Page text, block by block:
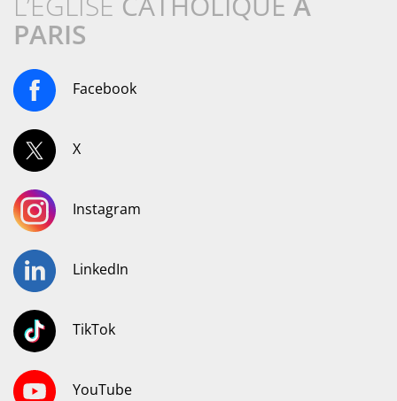
PARIS
Facebook
X
Instagram
LinkedIn
TikTok
YouTube